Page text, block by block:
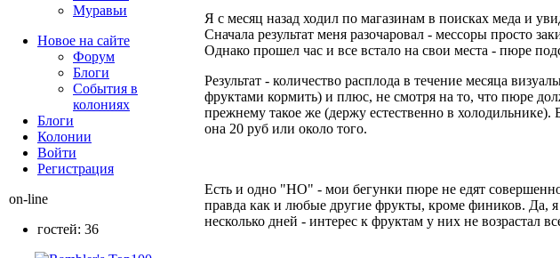
Я с месяц назад ходил по магазинам в поисках меда и
Сначала результат меня разочаровал - мессоры просто
Однако прошел час и все встало на свои места - пюре
Результат - количество расплода в течение месяца
фруктами кормить) и плюс, не смотря на то, что пюре
прежнему такое же (держу естественно в
она 20 руб или около того.
Есть и одно "НО" - мои бегунки пюре не едят
правда как и любые другие фрукты, кроме фиников. Да,
несколько дней - интерес к фруктам у них не возрастал
Муравьи
Новое на сайте
Форум
Блоги
События в
колониях
Блоги
Колонии
Войти
Peгиcтpaция
on-line
гостей: 36